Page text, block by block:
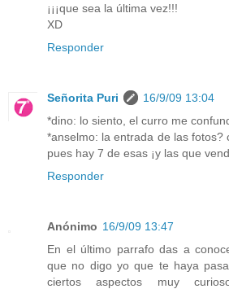
¡¡¡que sea la última vez!!!
XD
Responder
Señorita Puri
16/9/09 13:04
*dino: lo siento, el curro me
*anselmo: la entrada de las fotos?
pues hay 7 de esas ¡y las que
Responder
Anónimo 16/9/09 13:47
En el último parrafo das a
que no digo yo que te haya
ciertos aspectos muy